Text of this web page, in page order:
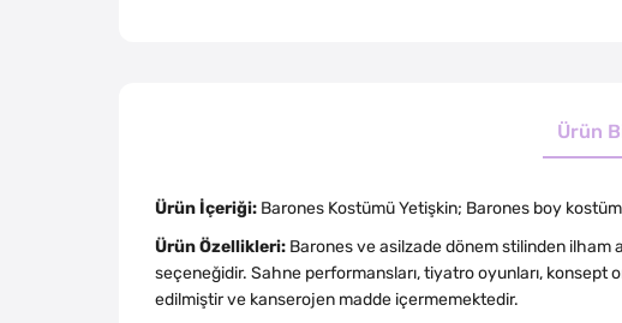
Ürün
Ürün İçeriği: Barones Kostümü Yetişkin; Barones boy
Ürün Özellikleri: Barones ve asilzade dönem stilinden
seçeneğidir. Sahne performansları, tiyatro oyunları,
edilmiştir ve kanserojen madde içermemektedir.